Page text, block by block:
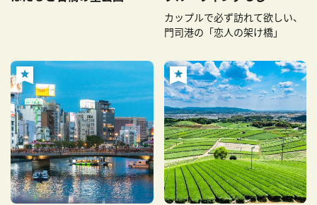
カップルで必ず訪れて欲しい、
門司港の「恋人の架け橋」